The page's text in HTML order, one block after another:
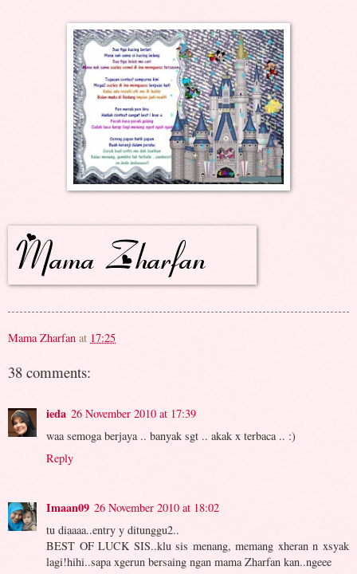
Mama Zharfan at 17:25
38 comments:
ieda 26 November 2010 at 17:39
waa semoga berjaya .. banyak sgt .. akak x terbaca .. :)
Reply
Imaan09 26 November 2010 at 18:02
tu diaaaa..entry y ditunggu2..
BEST OF LUCK SIS..klu sis menang, memang xheran n xsyak
lagi!hihi..sapa xgerun bersaing ngan mama Zharfan kan..ngeee